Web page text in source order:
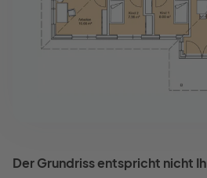
Der Grundriss entspricht nicht